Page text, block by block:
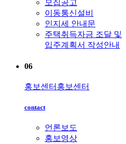
모집공고
이동통신설비
인지세 안내문
주택취득자금 조달 및
입주계획서 작성안내
06
홍보센터 홍보센터
contact
언론보도
홍보영상